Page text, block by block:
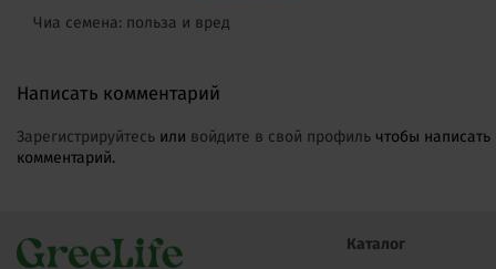
Чиа семена: польза и вред
Написать комментарий
Зарегистрируйтесь или войдите в свой профиль чтобы написать
комментарий.
Каталог